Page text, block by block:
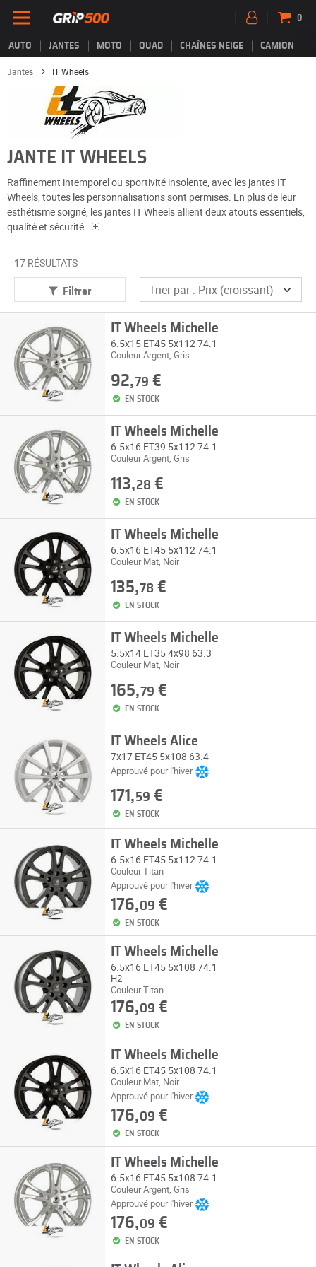
AUTO JANTES MOTO QUAD CHAÎNES NEIGE CAMION
0
Jantes IT Wheels
JANTE IT WHEELS
Raffinement intemporel ou sportivité insolente, avec les jantes IT
Wheels, toutes les personnalisations sont permises. En plus de leur
esthétisme soigné, les jantes IT Wheels allient deux atouts essentiels,
qualité et sécurité.
17 RÉSULTATS
Filtrer
IT Wheels Michelle
6.5x15 ET45 5x112 74.1
Couleur Argent, Gris
92,79 €
EN STOCK
IT Wheels Michelle
6.5x16 ET39 5x112 74.1
Couleur Argent, Gris
113,28€
EN STOCK
IT Wheels Michelle
6.5x16 ET45 5x112 74.1
Couleur Mat, Noir
135,78€
EN STOCK
IT Wheels Michelle
5.5x14 ET35 4x98 63.3
Couleur Mat, Noir
165,79 €
EN STOCK
IT Wheels Alice
7x17 ET45 5x108 63.4
Approuvé pour l'hiver
171,59 €
EN STOCK
IT Wheels Michelle
6.5x16 ET45 5x112 74.1
Couleur Titan
Approuvé pour l'hiver
176,09 €
EN STOCK
IT Wheels Michelle
6.5x16 ET45 5x108 74.1
H2
Couleur Titan
176,09 €
EN STOCK
IT Wheels Michelle
6.5x16 ET45 5x108 74.1
Couleur Mat, Noir
Approuvé pour l'hiver
176,09 €
EN STOCK
IT Wheels Michelle
6.5x16 ET45 5x108 74.1
Couleur Argent, Gris
Approuvé pour l'hiver
176,09 €
EN STOCK